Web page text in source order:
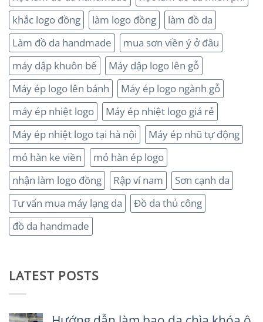
khắc logo đồng
làm logo đồng
làm đồ da
Làm đồ da handmade
mua sơn viền ý ở đâu
máy dập khuôn bế
Máy dập logo lên gỗ
Máy ép logo lên bánh
Máy ép logo ngành gỗ
máy ép nhiệt logo
Máy ép nhiệt logo giá rẻ
Máy ép nhiệt logo tại hà nội
Máy ép nhũ tự động
mỏ hàn ke viền
mỏ hàn ép logo
nhận làm logo đồng
Rập ví nam
Sơn cạnh da
Tư vấn mua máy lạng da
Đồ da thủ công
đồ da handmade
LATEST POSTS